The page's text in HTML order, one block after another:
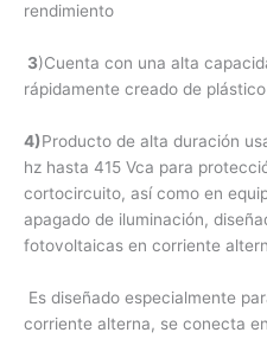
rendimiento
3)Cuenta con una alta
rápidamente creado de
4)Producto de alta duración
hz hasta 415 Vca para
cortocircuito, así como en
apagado de iluminación,
fotovoltaicas en corriente
Es diseñado especialmente
corriente alterna, se conecta